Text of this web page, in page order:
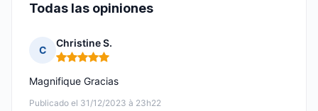
Todas las opiniones
C
Christine S.
Nota: 5 de 5
Publicado el 31/12/2023 à 23h22
Magnifique Gracias